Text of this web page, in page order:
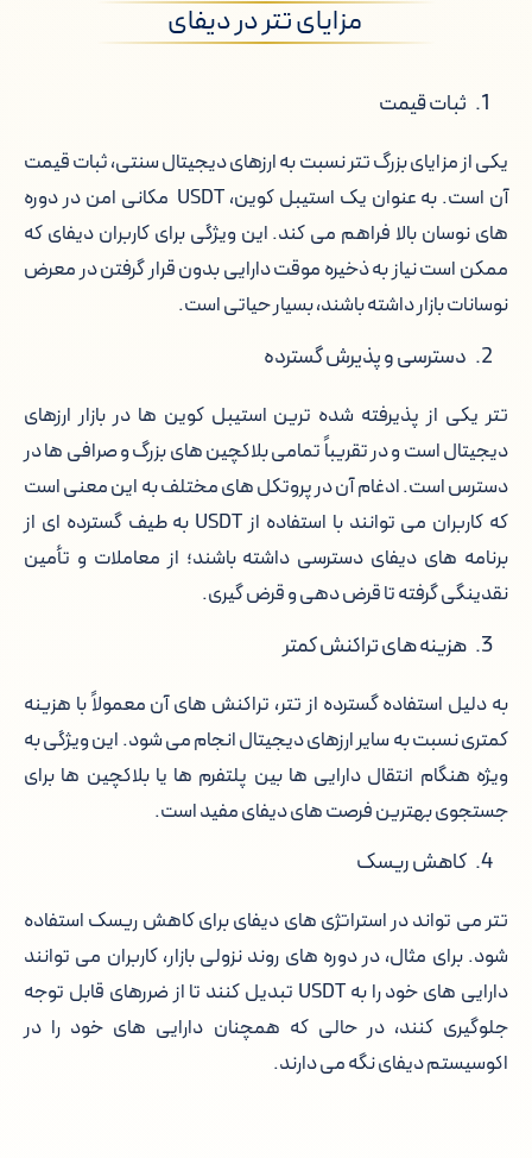
مزایای تتر در دیفای
ثبات قیمت
یکی از مزایای بزرگ تتر نسبت به ارزهای دیجیتال سنتی، ثبات قیمت
آن است. به عنوان یک استیبل کوین، USDT مکانی امن در دوره
های نوسان بالا فراهم می کند. این ویژگی برای کاربران دیفای که
ممکن است نیاز به ذخیره موقت دارایی بدون قرار گرفتن در معرض
نوسانات بازار داشته باشند، بسیار حیاتی است.
دسترسی و پذیرش گسترده
تتر یکی از پذیرفته شده ترین استیبل کوین ها در بازار ارزهای
دیجیتال است و در تقریباً تمامی بلاکچین های بزرگ و صرافی ها در
دسترس است. ادغام آن در پروتکل های مختلف به این معنی است
که کاربران می توانند با استفاده از USDT به طیف گسترده ای از
برنامه های دیفای دسترسی داشته باشند؛ از معاملات و تأمین
نقدینگی گرفته تا قرض دهی و قرض گیری.
هزینه های تراکنش کمتر
به دلیل استفاده گسترده از تتر، تراکنش های آن معمولاً با هزینه
کمتری نسبت به سایر ارزهای دیجیتال انجام می شود. این ویژگی به
ویژه هنگام انتقال دارایی ها بین پلتفرم ها یا بلاکچین ها برای
جستجوی بهترین فرصت های دیفای مفید است.
کاهش ریسک
تتر می تواند در استراتژی های دیفای برای کاهش ریسک استفاده
شود. برای مثال، در دوره های روند نزولی بازار، کاربران می توانند
دارایی های خود را به USDT تبدیل کنند تا از ضررهای قابل توجه
جلوگیری کنند، در حالی که همچنان دارایی های خود را در
اکوسیستم دیفای نگه می دارند.